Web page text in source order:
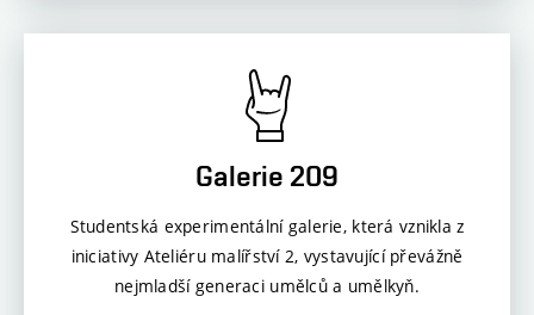
Galerie 209
Studentská experimentální galerie, která vznikla z
iniciativy Ateliéru malířství 2, vystavující převážně
nejmladší generaci umělců a umělkyň.